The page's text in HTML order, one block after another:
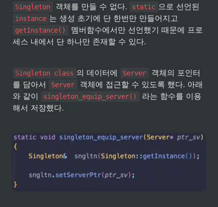
Singleton 객체를 만들 수 없다. static
instance
getInstance()
멤버함수에서만 선언했기 때문에 프로
세스 내에서 단 하나만 존재할 수 있다.
Singleton class 의 데이터에 Server
객체의 포인터
를 담아서
Server
객체에 접근할 수 있도록 했다. 아래
와 같이
singleton_equip_server()
라는 함수를 이용
해서 저장했다.